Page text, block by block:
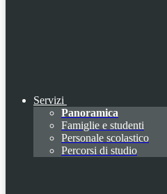
Servizi
Panoramica
Famiglie e studenti
Personale scolastico
Percorsi di studio